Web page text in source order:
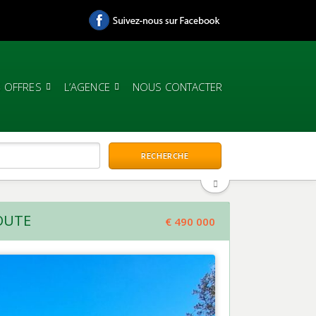
L’AGENCE NOUS CONTACTER
€ 490 000